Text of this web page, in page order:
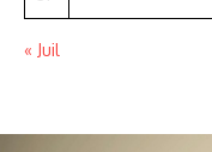
« Juil